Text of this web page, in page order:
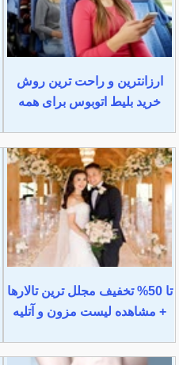
ارزانترین و راحت ترین روش
خرید بلیط اتوبوس برای همه
تا 50% تخفیف مجلل ترین تالارها
+ مشاهده لیست مزون و آتلیه